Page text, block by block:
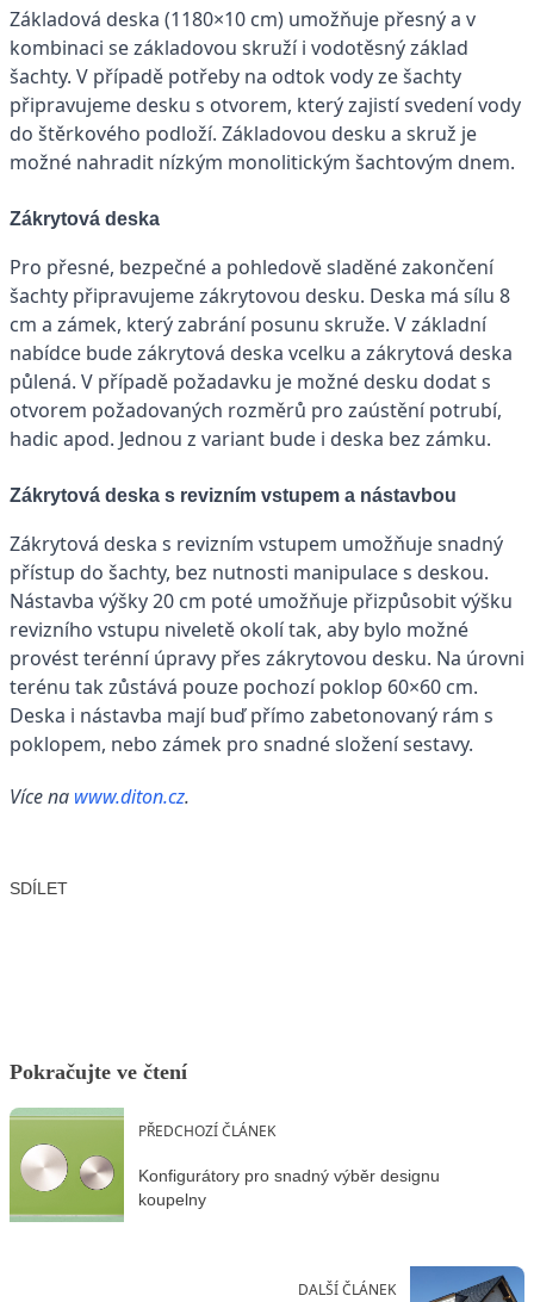
Základová deska (1180×10 cm) umožňuje přesný a v
kombinaci se základovou skruží i vodotěsný základ
šachty. V případě potřeby na odtok vody ze šachty
připravujeme desku s otvorem, který zajistí svedení vody
do štěrkového podloží. Základovou desku a skruž je
možné nahradit nízkým monolitickým šachtovým dnem.
Zákrytová deska
Pro přesné, bezpečné a pohledově sladěné zakončení
šachty připravujeme zákrytovou desku. Deska má sílu 8
cm a zámek, který zabrání posunu skruže. V základní
nabídce bude zákrytová deska vcelku a zákrytová deska
půlená. V případě požadavku je možné desku dodat s
otvorem požadovaných rozměrů pro zaústění potrubí,
hadic apod. Jednou z variant bude i deska bez zámku.
Zákrytová deska s revizním vstupem a nástavbou
Zákrytová deska s revizním vstupem umožňuje snadný
přístup do šachty, bez nutnosti manipulace s deskou.
Nástavba výšky 20 cm poté umožňuje přizpůsobit výšku
revizního vstupu niveletě okolí tak, aby bylo možné
provést terénní úpravy přes zákrytovou desku. Na úrovni
terénu tak zůstává pouze pochozí poklop 60×60 cm.
Deska i nástavba mají buď přímo zabetonovaný rám s
poklopem, nebo zámek pro snadné složení sestavy.
Více na www.diton.cz.
SDÍLET
Pokračujte ve čtení
PŘEDCHOZÍ ČLÁNEK
Konfigurátory pro snadný výběr designu
koupelny
DALŠÍ ČLÁNEK